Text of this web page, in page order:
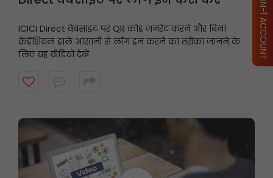
ICICI Direct वेबसाइट पर QR कोड जनरेट करने और बिना
क्रेडेंशियल डाले आसानी से लॉग इन करने का तरीका जानने के
लिए यह वीडियो देखें